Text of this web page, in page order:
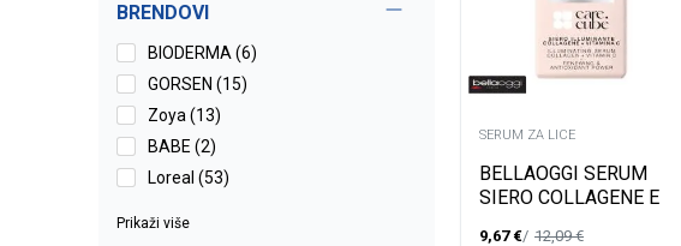
BRENDOVI
BIODERMA (6)
GORSEN (15)
Zoya (13)
BABE (2)
Loreal (53)
Prikaži više
SERUM ZA LICE
BELLAOGGI SERUM
SIERO COLLAGENE E
9,67 € 12,09€